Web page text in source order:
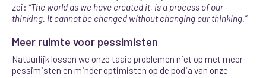
zei:“The world as we have created it, is a process of our
thinking. It cannot be changed without changing our thinking.”
Meer ruimte voor pessimisten
Natuurlijk lossen we onze taaie problemen niet op met meer
pessimisten en minder optimisten op de podia van onze